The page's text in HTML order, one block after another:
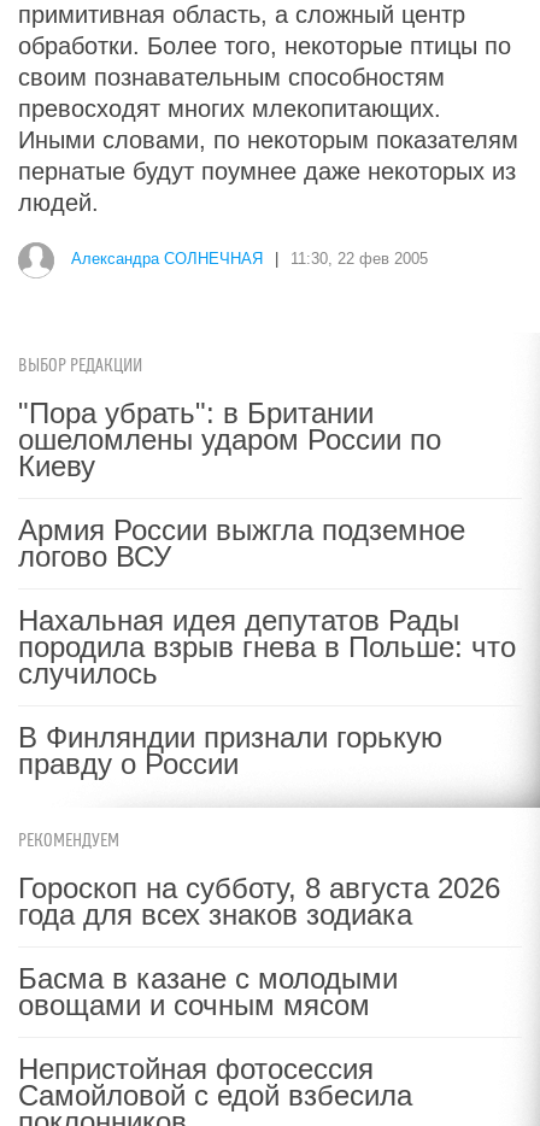
примитивная область, а сложный центр
обработки. Более того, некоторые птицы по
своим познавательным способностям
превосходят многих млекопитающих.
Иными словами, по некоторым показателям
пернатые будут поумнее даже некоторых из
людей.
Александра СОЛНЕЧНАЯ 11:30, 22 фев 2005
ВЫБОР РЕДАКЦИИ
"Пора убрать": в Британии
ошеломлены ударом России по
Киеву
Армия России выжгла подземное
логово ВСУ
Нахальная идея депутатов Рады
породила взрыв гнева в Польше: что
случилось
В Финляндии признали горькую
правду о России
РЕКОМЕНДУЕМ
Гороскоп на субботу, 8 августа 2026
года для всех знаков зодиака
Басма в казане с молодыми
овощами и сочным мясом
Непристойная фотосессия
Самойловой с едой взбесила